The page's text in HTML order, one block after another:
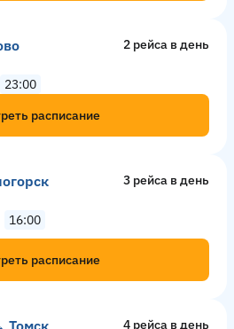
2 рейсa в день
23:00
расписание
3 рейсa в день
16:00
расписание
Томск 4 рейсa в день